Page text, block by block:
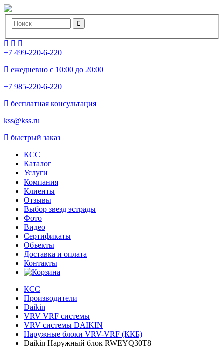
+7 499-220-6-220
ежедневно с 10:00 до 20:00
+7 985-220-6-220
бесплатная консультация
kss@kss.ru
быстрый заказ
КСС
Каталог
Услуги
Компания
Клиенты
Oтзывы
Выбор звезд эстрады
Фото
Видео
Сертификаты
Объекты
Доставка и оплата
Контакты
КСС
Производители
Daikin
VRV VRF системы
VRV системы DAIKIN
Наружные блоки VRV-VRF (ККБ)
Daikin Наружный блок RWEYQ30T8